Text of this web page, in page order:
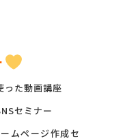
た動画講座
セミナー
ムページ作成セ